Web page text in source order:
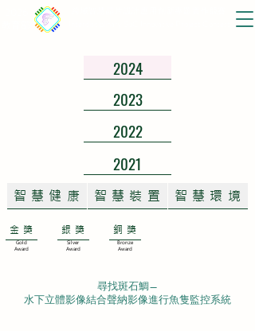
2024
2023
2022
2021
智慧健康 智慧裝置 智慧環境
金獎
Gold
Award
銀獎
Silver
Award
銅獎
Bronze
Award
尋找斑石鯛—
水下立體影像結合聲納影像進行魚隻監控系統